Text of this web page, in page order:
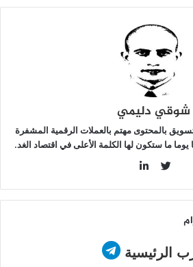
شوقي دليمي
بالمحتوى مهتم بالعملات الرقمية المشفرة
يوما ما ستكون لها الكلمة الأعلى في اقتصاد الغد.
الرئيسية